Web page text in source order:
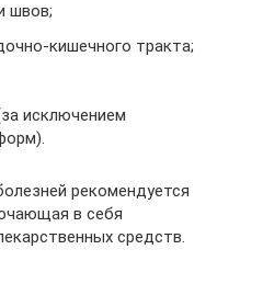
швов;
кишечного тракта;
исключением
рекомендуется
в себя
средств.